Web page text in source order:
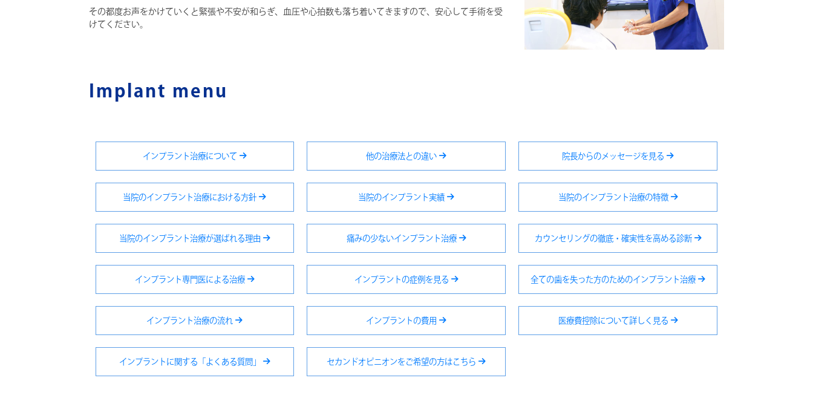
その都度お声をかけていくと緊張や不安が和らぎ、血圧や心拍数も落ち着いてきますので、安心して手術を受
けてください。
Implant menu
インプラント治療について 他の治療法との違い 院長からのメッセージを見る
当院のインプラント治療における方針 当院のインプラント実績 当院のインプラント治療の特徴
当院のインプラント治療が選ばれる理由 痛みの少ないインプラント治療 カウンセリングの徹底・確実性を高める診断
インプラント専門医による治療 インプラントの症例を見る 全ての歯を失った方のためのインプラント治療
インプラント治療の流れ インプラントの費用 医療費控除について詳しく見る
インプラントに関する「よくある質問」 セカンドオピニオンをご希望の方はこちら